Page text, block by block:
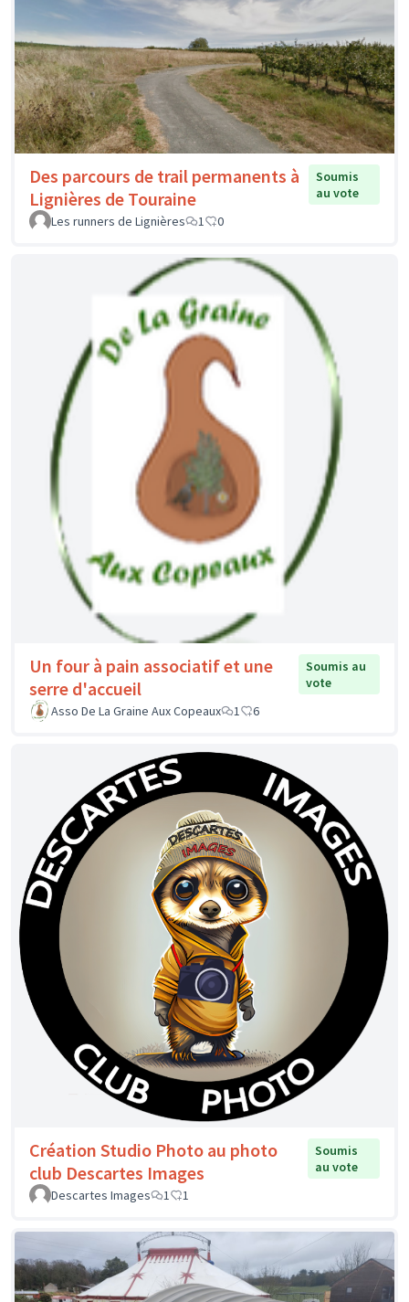
Des parcours de trail permanents à
Lignières de Touraine
Soumis
au vote
Les runners de Lignières
1 0
Un four à pain associatif et une
serre d'accueil
Soumis au
vote
Asso De La Graine Aux Copeaux
1 6
Création Studio Photo au photo
club Descartes Images
Soumis
au vote
Descartes Images
1 1